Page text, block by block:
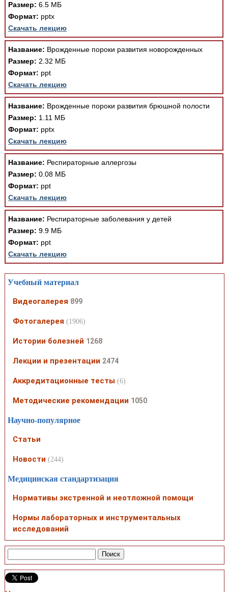
изменения размеров исходных шаблонов. При
скачивании документа данная ошибка устраняется Вашим
программным обеспечением автоматически.
Размер: 6.5 МБ
Формат: pptx
Скачать лекцию
Название: Врожденные пороки развития новорожденных
Размер: 2.32 МБ
Формат: ppt
Скачать лекцию
Название: Врожденные пороки развития брюшной полости
Размер: 1.11 МБ
Формат: pptx
Скачать лекцию
Название: Респираторные аллергозы
Размер: 0.08 МБ
Формат: ppt
Скачать лекцию
Название: Респираторные заболевания у детей
Размер: 9.9 МБ
Формат: ppt
Скачать лекцию
Учебный материал
Видеогалерея 899
Фотогалерея (1906)
Истории болезней 1268
Лекции и презентации 2474
Аккредитационные тесты (6)
Методические рекомендации 1050
Научно-популярное
Статьи
Новости (244)
Медицинская стандартизация
Нормативы экстренной и неотложной помощи
Нормы лабораторных и инструментальных
исследований